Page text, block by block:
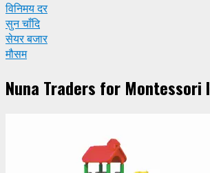
विनिमय दर
सुन चाँदि
सेयर बजार
मौसम
Nuna Traders for Montessori